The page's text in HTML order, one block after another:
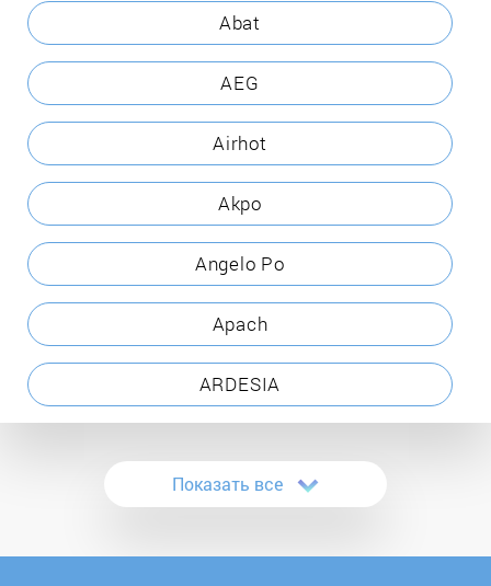
Abat
AEG
Airhot
Akpo
Angelo Po
Apach
ARDESIA
Asko
ATLAN
Показать все